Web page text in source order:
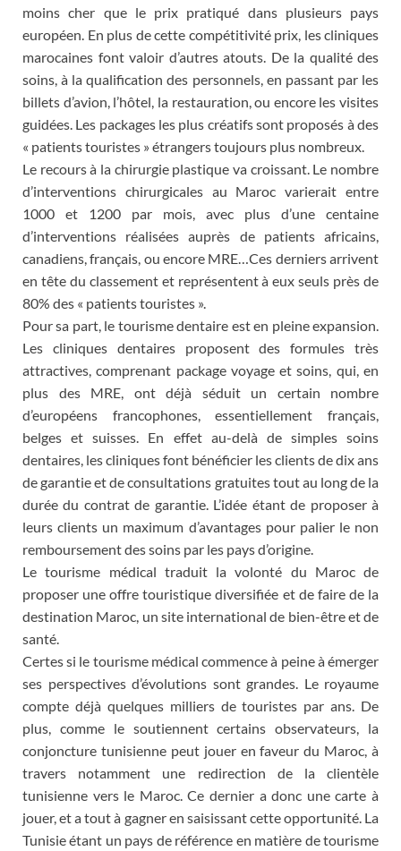
moins cher que le prix pratiqué dans plusieurs pays
européen. En plus de cette compétitivité prix, les cliniques
marocaines font valoir d’autres atouts. De la qualité des
soins, à la qualification des personnels, en passant par les
billets d’avion, l’hôtel, la restauration, ou encore les visites
guidées. Les packages les plus créatifs sont proposés à des
« patients touristes » étrangers toujours plus nombreux.
Le recours à la chirurgie plastique va croissant. Le nombre
d’interventions chirurgicales au Maroc varierait entre
1000 et 1200 par mois, avec plus d’une centaine
d’interventions réalisées auprès de patients africains,
canadiens, français, ou encore MRE…Ces derniers arrivent
en tête du classement et représentent à eux seuls près de
80% des « patients touristes ».
Pour sa part, le tourisme dentaire est en pleine expansion.
Les cliniques dentaires proposent des formules très
attractives, comprenant package voyage et soins, qui, en
plus des MRE, ont déjà séduit un certain nombre
d’européens francophones, essentiellement français,
belges et suisses. En effet au-delà de simples soins
dentaires, les cliniques font bénéficier les clients de dix ans
de garantie et de consultations gratuites tout au long de la
durée du contrat de garantie. L’idée étant de proposer à
leurs clients un maximum d’avantages pour palier le non
remboursement des soins par les pays d’origine.
Le tourisme médical traduit la volonté du Maroc de
proposer une offre touristique diversifiée et de faire de la
destination Maroc, un site international de bien-être et de
santé.
Certes si le tourisme médical commence à peine à émerger
ses perspectives d’évolutions sont grandes. Le royaume
compte déjà quelques milliers de touristes par ans. De
plus, comme le soutiennent certains observateurs, la
conjoncture tunisienne peut jouer en faveur du Maroc, à
travers notamment une redirection de la clientèle
tunisienne vers le Maroc. Ce dernier a donc une carte à
jouer, et a tout à gagner en saisissant cette opportunité. La
Tunisie étant un pays de référence en matière de tourisme